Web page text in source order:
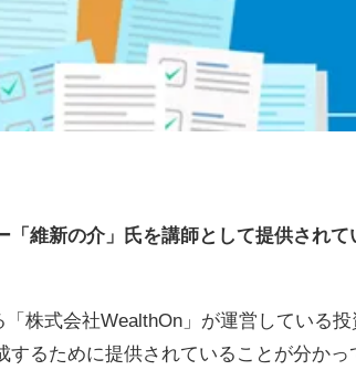
「維新の介」氏を講師として提供されて
株式会社WealthOn」が運営している
するために提供されていることが分かっ